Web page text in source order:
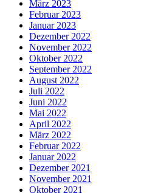
März 2023
Februar 2023
Januar 2023
Dezember 2022
November 2022
Oktober 2022
September 2022
August 2022
Juli 2022
Juni 2022
Mai 2022
April 2022
März 2022
Februar 2022
Januar 2022
Dezember 2021
November 2021
Oktober 2021